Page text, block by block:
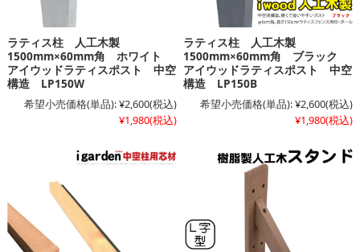
ラティス柱 人工木製
1500mm×60mm角 ホワイト
アイウッドラティスポスト 中空
構造 LP150W
希望小売価格(単品):¥2,600(税込)
¥1,980(税込)
ラティス柱 人工木製
1500mm×60mm角 ブラック
アイウッドラティスポスト 中空
構造 LP150B
希望小売価格(単品):¥2,600(税込)
¥1,980(税込)